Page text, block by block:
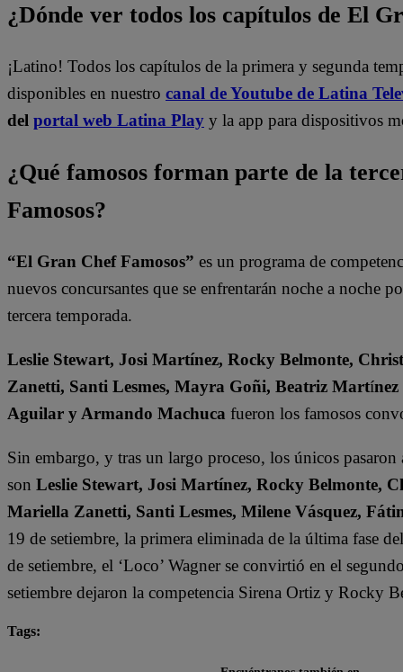
¿Dónde ver todos los capítulos de El
¡Latino! Todos los capítulos de la primera y segunda
disponibles en nuestro canal de Youtube de Latina
del portal web Latina Play y la app para dispositivos
¿Qué famosos forman parte de la
Famosos?
“El Gran Chef Famosos” es un programa de
nuevos concursantes que se enfrentarán noche a noche
tercera temporada.
Leslie Stewart, Josi Martínez, Rocky Belmonte,
Zanetti, Santi Lesmes, Mayra Goñi, Beatriz Martí
Aguilar y Armando Machuca fueron los famosos
Sin embargo, y tras un largo proceso, los únicos
son Leslie Stewart, Josi Martínez, Rocky Belmonte,
Mariella Zanetti, Santi Lesmes, Milene Vásquez,
19 de setiembre, la primera eliminada de la última fase
de setiembre, el ‘Loco’ Wagner se convirtió en el
setiembre dejaron la competencia Sirena Ortiz y Rocky
Tags: